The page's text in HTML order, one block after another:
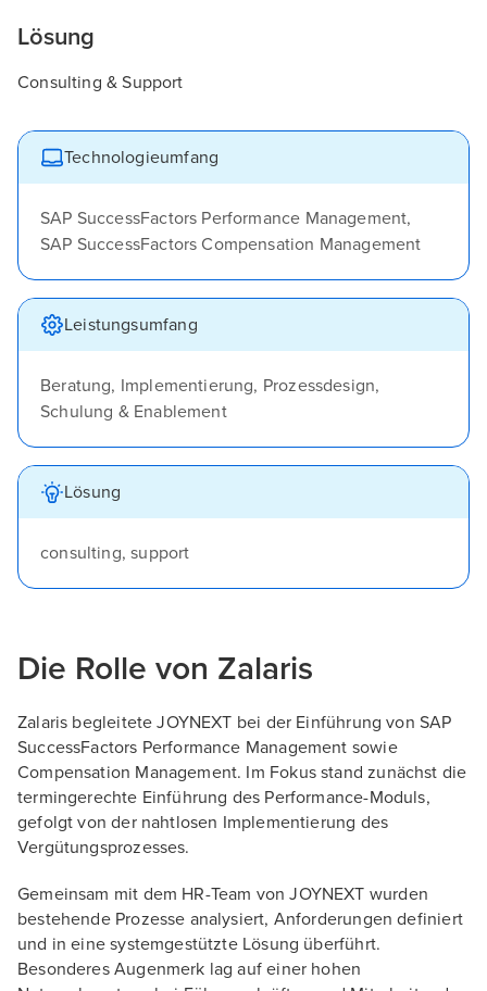
Lösung
Consulting & Support
Technologieumfang
SAP SuccessFactors Performance Management,
SAP SuccessFactors Compensation Management
Leistungsumfang
Beratung, Implementierung, Prozessdesign,
Schulung & Enablement
Lösung
consulting, support
Die Rolle von Zalaris
Zalaris begleitete JOYNEXT bei der Einführung von SAP
SuccessFactors Performance Management sowie
Compensation Management. Im Fokus stand zunächst die
termingerechte Einführung des Performance-Moduls,
gefolgt von der nahtlosen Implementierung des
Vergütungsprozesses.
Gemeinsam mit dem HR-Team von JOYNEXT wurden
bestehende Prozesse analysiert, Anforderungen definiert
und in eine systemgestützte Lösung überführt.
Besonderes Augenmerk lag auf einer hohen